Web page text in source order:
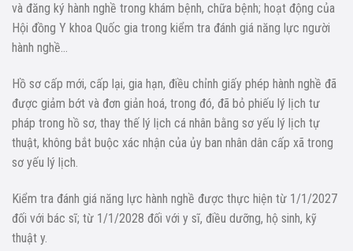
và đăng ký hành nghề trong khám bệnh, chữa bệnh; hoạt động của
Hội đồng Y khoa Quốc gia trong kiểm tra đánh giá năng lực người
hành nghề…
Hồ sơ cấp mới, cấp lại, gia hạn, điều chỉnh giấy phép hành nghề đã
được giảm bớt và đơn giản hoá, trong đó, đã bỏ phiếu lý lịch tư
pháp trong hồ sơ, thay thế lý lịch cá nhân bằng sơ yếu lý lịch tự
thuật, không bắt buộc xác nhận của ủy ban nhân dân cấp xã trong
sơ yếu lý lịch.
Kiểm tra đánh giá năng lực hành nghề được thực hiện từ 1/1/2027
đối với bác sĩ; từ 1/1/2028 đối với y sĩ, điều dưỡng, hộ sinh, kỹ
thuật y.